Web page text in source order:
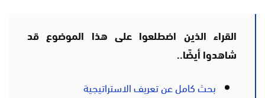
القراء الذين اضطلعوا على هذا الموضوع قد
شاهدوا أيضًا..
بحث كامل عن تعريف الاستراتيجية